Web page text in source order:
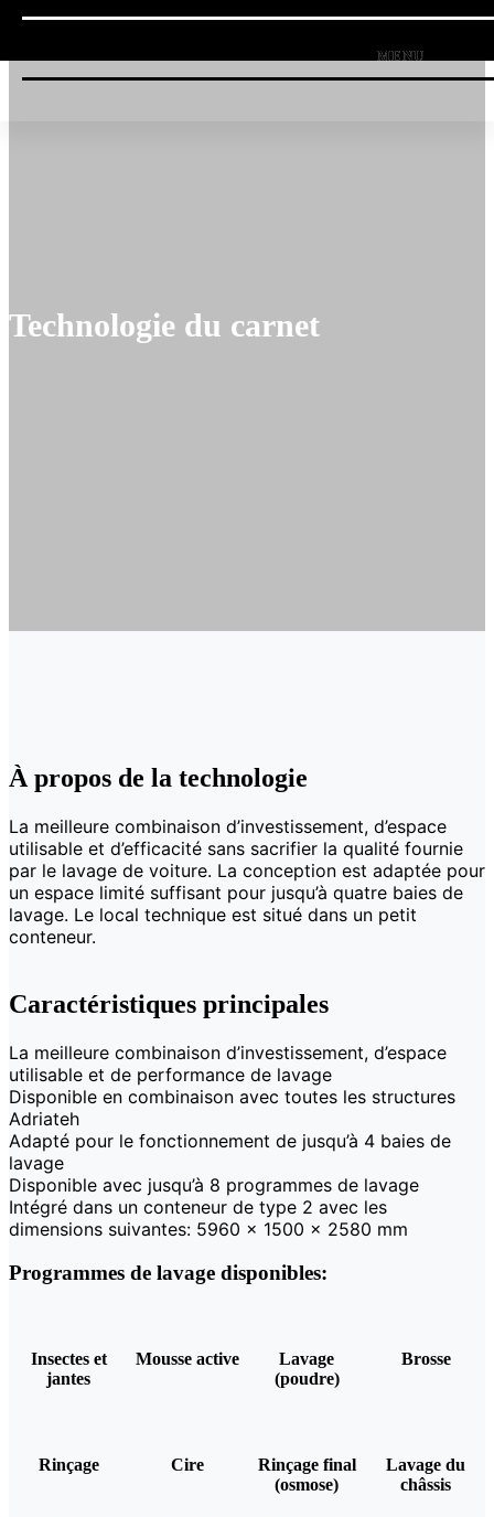
Technologie du carnet
À propos de la technologie
La meilleure combinaison d’investissement, d’espace
utilisable et d’efficacité sans sacrifier la qualité fournie
par le lavage de voiture. La conception est adaptée pour
un espace limité suffisant pour jusqu’à quatre baies de
lavage. Le local technique est situé dans un petit
conteneur.
Caractéristiques principales
La meilleure combinaison d’investissement, d’espace
utilisable et de performance de lavage
Disponible en combinaison avec toutes les structures
Adriateh
Adapté pour le fonctionnement de jusqu’à 4 baies de
lavage
Disponible avec jusqu’à 8 programmes de lavage
Intégré dans un conteneur de type 2 avec les
dimensions suivantes: 5960 × 1500 × 2580 mm
Programmes de lavage disponibles:
Insectes et
jantes
Mousse active
Lavage
(poudre)
Brosse
Rinçage Cire
Rinçage final
(osmose)
Lavage du
châssis